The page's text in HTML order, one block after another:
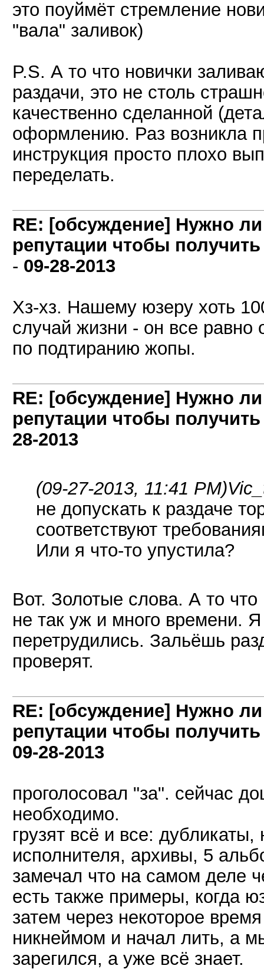
это поуймёт стремление
"вала" заливок)
P.S. А то что новички
раздачи, это не столь
качественно сделанной
оформлению. Раз возникла
инструкция просто плохо
переделать.
RE: [обсуждение] Нужно
репутации чтобы
- 09-28-2013
Хз-хз. Нашему юзеру хоть
случай жизни - он все равно
по подтиранию жопы.
RE: [обсуждение] Нужно
репутации чтобы
28-2013
(09-27-2013, 11:41 PM)
не допускать к раздаче
соответствуют
Или я что-то упустила?
Вот. Золотые слова. А то
не так уж и много времени.
перетрудились. Зальёшь
проверят.
RE: [обсуждение] Нужно
репутации чтобы
09-28-2013
проголосовал "за". сейчас
необходимо.
грузят всё и все:
исполнителя, архивы, 5
замечал что на самом деле
есть также примеры, когда
затем через некоторое
никнеймом и начал лить, а
зарегился, а уже всё знает.